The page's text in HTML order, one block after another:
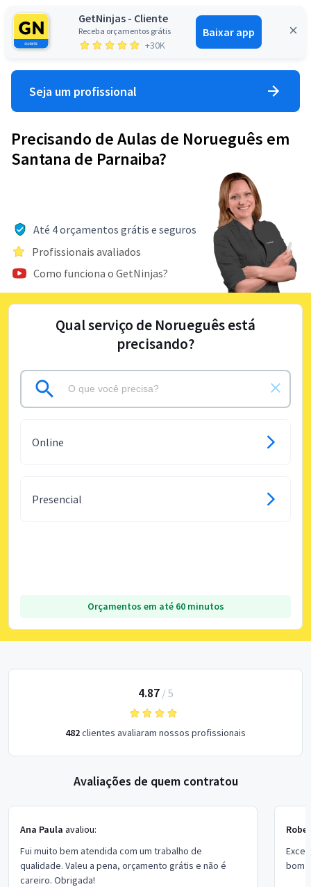
GetNinjas - Cliente
Receba orçamentos grátis
+30K
Baixar app
Entrar
Seja um profissional
Precisando de Aulas de Norueguês em
Santana de Parnaiba?
Até 4 orçamentos grátis e seguros
Profissionais avaliados
Como funciona o GetNinjas?
Qual serviço de Norueguês está
precisando?
Online
Presencial
Orçamentos em até 60 minutos
4.87/ 5
482clientes avaliaram nossos profissionais
Avaliações de quem contratou
Ana Paula avaliou:
Fui muito bem atendida com um trabalho de
qualidade. Valeu a pena, orçamento grátis e não é
careiro. Obrigada!
bom